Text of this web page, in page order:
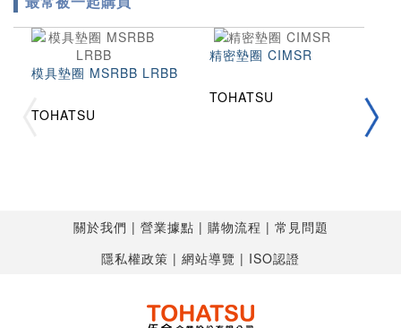
模具墊圈 MSRBB LRBB
TOHATSU
精密墊圈 CIMSR
TOHATSU
關於我們 營業據點 購物流程
常見問題
隱私權政策
網站導覽 ISO認證